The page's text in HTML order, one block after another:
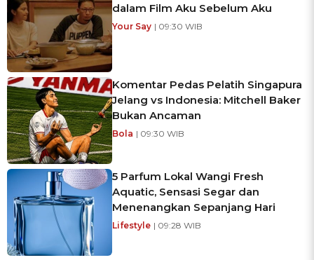
dalam Film Aku Sebelum Aku
Your Say | 09:30 WIB
Komentar Pedas Pelatih Singapura
Jelang vs Indonesia: Mitchell Baker
Bukan Ancaman
Bola | 09:30 WIB
5 Parfum Lokal Wangi Fresh
Aquatic, Sensasi Segar dan
Menenangkan Sepanjang Hari
Lifestyle | 09:28 WIB